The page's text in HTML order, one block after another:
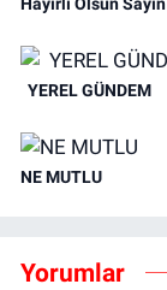
Hayırlı Olsun
YEREL GÜNDEM
NE MUTLU
Yorumlar